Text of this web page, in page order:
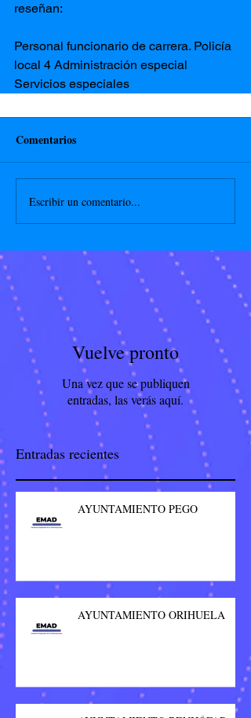
reseñan:
Personal funcionario de carrera. Policía
local 4 Administración especial
Servicios especiales
Comentarios
Escribir un comentario...
Vuelve pronto
Una vez que se publiquen
entradas, las verás aquí.
Entradas recientes
AYUNTAMIENTO PEGO
AYUNTAMIENTO ORIHUELA